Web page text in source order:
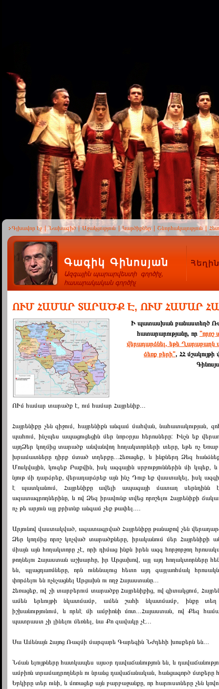
Գլխավոր էջ | Նախագիծ | Աջակցություն Կարծիքներ Շնորհակալություն |
ՈՒՄ ՀԱՄԱՐ ՏԱՐԱԾՔ Է, ՈՒՄ ՀԱՄԱՐ
Ի պատասխան բանաստեղծ
հատարարությանը, որ "որոշ
վերադարձնել, եթե
ձեռք բերի", ՀՀ
ՈՒմ համար տարածք է, ում համար Հայրենիք...
Հայրենիքը չեն զիջում, հայրենիքն անգամ մահվան, նահատակության,
պահում, ինչպես ապացուցեցին մեր նորօրյա հերոսները: Ինչն եք
այդՁեր կողմից տարածք անվանվող հողակտորների տերը, եթե ոչ
խրամատները դիրք մտած տղերքը...Հեռացեք, և ինքներդ Ձեզ հանձնեք
Մոսկվային, կուզեք Բաքվին, իսկ ազգային սրբություններին մի
նյութ մի դարձրեք, վերադարձրեք այն ինչ Դուք եք վաստակել, իսկ
է պատկանում, Հայրենիքը ավելի ապագայի մատաղ
ազատագրողներինը, և ով Ձեզ իրավունք տվեց որոշելու Հայրենիքի
ոչ թե արյուն այլ քրիտնք անգամ չեք թափել....
Արյունով վաստակված, ազատագրված Հայրենիքը թանաքով չեն
Ձեր կողմից որոշ կոչված տարածքները, իրականում մեր Հայրենիքի
միայն այն հողակտորը չէ, որի դիմաց ինքն իրեն ազգ հորջորջող
թողնելու Հայաստան աշխարհը, իր Արցախով, այլ այդ հողակտորները
են, պլացդառմները, որն ունենալուց հետո այդ գայլաոհմակ
փորձելու են ոչնչացնել Արցախն ու ողջ Հայաստանը...
Հեռացեք, ով չի տարբերում տարածքը Հայրենիքից, ով գիտակցում,
ամեն երևույթի նկատմամբ, ամեն շահի նկատմամբ, ինքը
իշխանությունում, և որևէ մի ամբիոնի մոտ...Հայաստան, ով Քեզ
պատրաստ չի լինելու մեռնել, նա Քո զավակը չէ...
Սա Ամենայն Հայոց Ռազմի մարգարե Գարեգին Նժդեհի խոսքերն են...
Նման ելույթները հատկապես այսօր դավաճանություն են, և
ամբիոն տրամադրողներն ու նրանց դավաճանական, հանցագործ մտքերը
Երկիրը տեր ունի, և մոռացեք այն բարբաջանքը, որ հարուստները չեն